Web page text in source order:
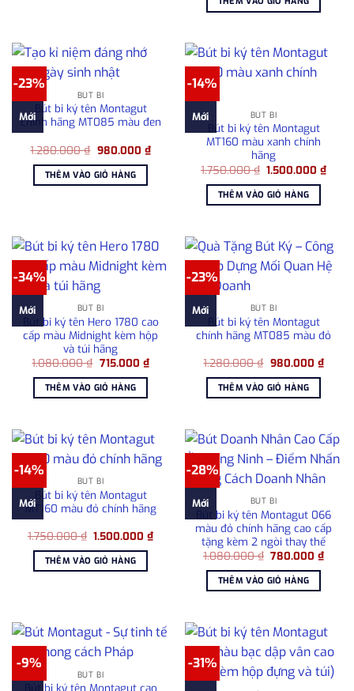
1.080.000 ₫.
-23%
Mới
BÚT BI
Bút bi ký tên Montagut
chính hãng MT085 màu đen
1.280.000₫ Giá
là:
1.280.000 ₫.
980.000 ₫Giá
hiện
THÊM VÀO GIỎ HÀNG
-14%
Mới BÚT BI
Bút bi ký tên Montagut
MT160 màu xanh chính
hãng
1.750.000₫ Giá
là:
1.750.000 ₫.
1.500.000₫Giá
hiện
THÊM VÀO GIỎ HÀNG
-34%
Mới BÚT BI
Bút bi ký tên Hero 1780 cao
cấp màu Midnight kèm hộp
và túi hãng
1.080.000₫ Giá
là:
1.080.000 ₫.
715.000 ₫Giá
hiện
THÊM VÀO GIỎ HÀNG
-23%
Mới BÚT BI
Bút bi ký tên Montagut
chính hãng MT085 màu đỏ
1.280.000₫ Giá
là:
1.280.000 ₫.
980.000 ₫Giá
hiện
THÊM VÀO GIỎ HÀNG
-14%
Mới
BÚT BI
Bút bi ký tên Montagut
MT160 màu đỏ chính hãng
1.750.000₫ Giá
là:
1.750.000 ₫.
1.500.000₫Giá
THÊM VÀO GIỎ HÀNG
-28%
Mới BÚT BI
Bút bi ký tên Montagut 066
màu đỏ chính hãng cao cấp
tặng kèm 2 ngòi thay thế
1.080.000₫ Giá
là:
1.080.000 ₫.
780.000₫Giá
THÊM VÀO GIỎ HÀNG
-9%
BÚT BI
Bút bi ký tên Montagut cao
-31%